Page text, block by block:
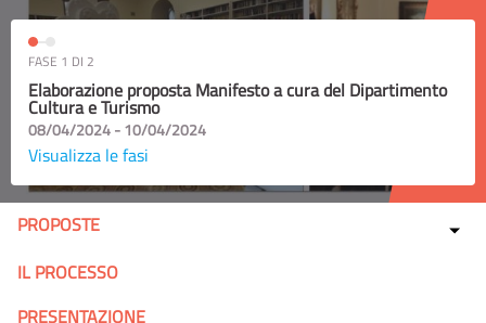
FASE 1 DI 2
Elaborazione proposta Manifesto a cura del Dipartimento
Cultura e Turismo
08/04/2024 - 10/04/2024
Visualizza le fasi
PROPOSTE
IL PROCESSO
PRESENTAZIONE